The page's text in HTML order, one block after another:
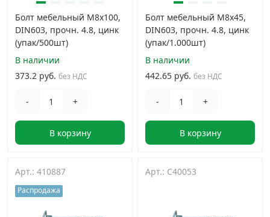
Болт мебельный М8х100,
DIN603, прочн. 4.8, цинк
(упак/500шт)
В наличии
373.2 руб. без НДС
- +
В корзину
Болт мебельный М8х45,
DIN603, прочн. 4.8, цинк
(упак/1.000шт)
В наличии
442.65 руб. без НДС
- +
В корзину
Арт.: 410887
Распродажа
Арт.: C40053